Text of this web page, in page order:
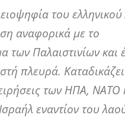
του
αναφορικά με το
των Παλαιστινίων και
πλευρά. Καταδικάζει
των ΗΠΑ, ΝΑΤΟ
εναντίον του